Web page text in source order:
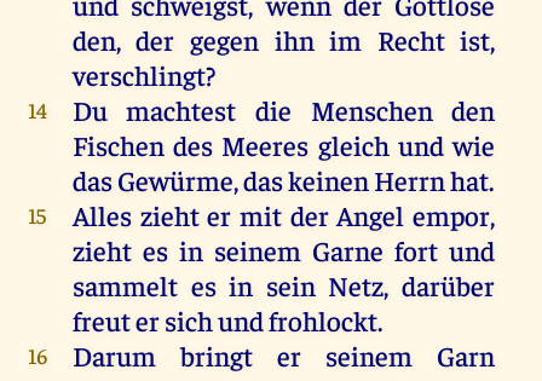
den, der gegen ihn im Recht ist,
verschlingt?
14
Du machtest die Menschen den
Fischen des Meeres gleich und wie
das Gewürme, das keinen Herrn hat.
15
Alles zieht er mit der Angel empor,
zieht es in seinem Garne fort und
sammelt es in sein Netz, darüber
freut er sich und frohlockt.
16
Darum bringt er seinem Garn